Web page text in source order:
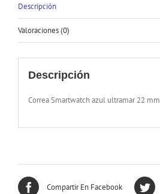
Descripción
Valoraciones (0)
Descripción
Correa Smartwatch azul ultramar 22 mm
Compartir En Facebook